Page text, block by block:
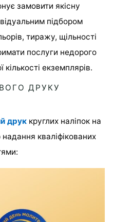
замовити якісну
підбором
тиражу, щільності
послуги недорого
екземплярів.
ДРУКУ
друк круглих наліпок на
кваліфікованих